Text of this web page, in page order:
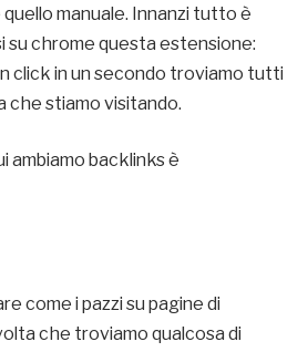
manuale. Innanzi tutto è
su chrome questa estensione:
click in un secondo troviamo tutti
che stiamo visitando.
ambiamo backlinks è
come i pazzi su pagine di
che troviamo qualcosa di